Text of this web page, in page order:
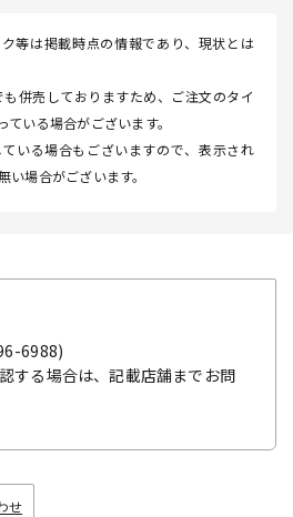
等は掲載時点の情報であり、現状とは
併売しておりますため、ご注文のタイ
いる場合がございます。
いる場合もございますので、表示され
場合がございます。
6988)
する場合は、記載店舗までお問
せ